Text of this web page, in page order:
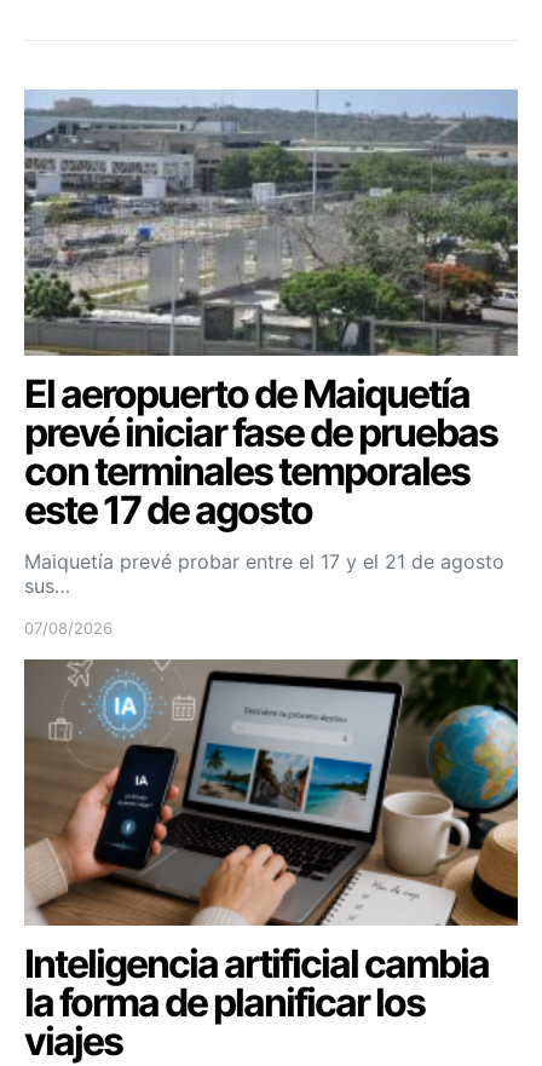
El aeropuerto de Maiquetía
prevé iniciar fase de pruebas
con terminales temporales
este 17 de agosto
Maiquetía prevé probar entre el 17 y el 21 de agosto
sus…
07/08/2026
Inteligencia artificial cambia
la forma de planificar los
viajes